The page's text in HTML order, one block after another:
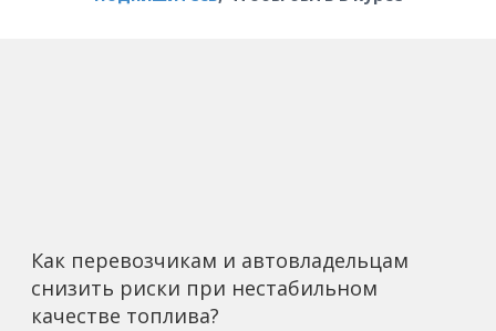
Как перевозчикам и автовладельцам
снизить риски при нестабильном
качестве топлива?